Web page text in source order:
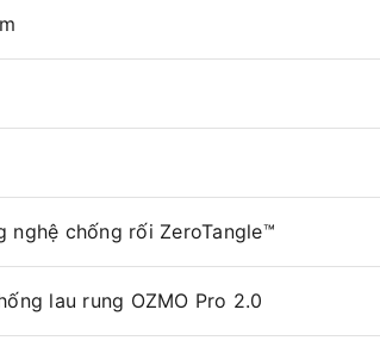
nghệ chống rối ZeroTangle™
lau rung OZMO Pro 2.0